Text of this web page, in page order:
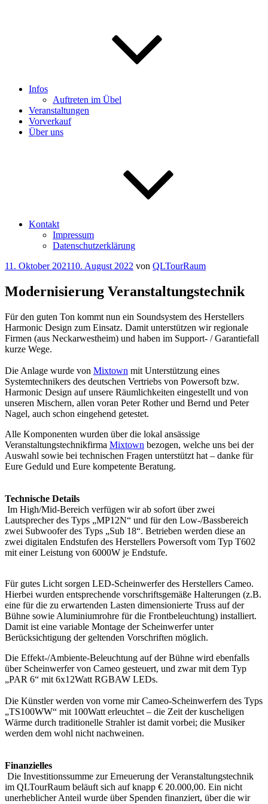
Infos
Auftreten im Übel
Veranstaltungen
Vorverkauf
Über uns
Kontakt
Impressum
Datenschutzerklärung
Veröffentlicht
11. Oktober 202110. August 2022 von QLTourRaum
Modernisierung Veranstaltungstechnik
Für den guten Ton kommt nun ein Soundsystem des Herstellers
Harmonic Design zum Einsatz. Damit unterstützen wir regionale
Firmen (aus Neckarwestheim) und haben im Support- / Garantiefall
kurze Wege.
Die Anlage wurde von Mixtown mit Unterstützung eines
Systemtechnikers des deutschen Vertriebs von Powersoft bzw.
Harmonic Design auf unsere Räumlichkeiten eingestellt und von
unseren Mischern, allen voran Peter Rother und Bernd und Peter
Nagel, auch schon eingehend getestet.
Alle Komponenten wurden über die lokal ansässige
Veranstaltungstechnikfirma Mixtown bezogen, welche uns bei der
Auswahl sowie bei technischen Fragen unterstützt hat – danke für
Eure Geduld und Eure kompetente Beratung.
Technische Details
Im High/Mid-Bereich verfügen wir ab sofort über zwei
Lautsprecher des Typs „MP12N“ und für den Low-/Bassbereich
zwei Subwoofer des Typs „Sub 18“. Betrieben werden diese an
zwei digitalen Endstufen des Herstellers Powersoft vom Typ T602
mit einer Leistung von 6000W je Endstufe.
Für gutes Licht sorgen LED-Scheinwerfer des Herstellers Cameo.
Hierbei wurden entsprechende vorschriftsgemäße Halterungen (z.B.
eine für die zu erwartenden Lasten dimensionierte Truss auf der
Bühne sowie Aluminiumrohre für die Frontbeleuchtung) installiert.
Damit ist eine variable Montage der Scheinwerfer unter
Berücksichtigung der geltenden Vorschriften möglich.
Die Effekt-/Ambiente-Beleuchtung auf der Bühne wird ebenfalls
über Scheinwerfer von Cameo gesteuert, und zwar mit dem Typ
„PAR 6“ mit 6x12Watt RGBAW LEDs.
Die Künstler werden von vorne mir Cameo-Scheinwerfern des Typs
„TS100WW“ mit 100Watt erleuchtet – die Zeit der kuscheligen
Wärme durch traditionelle Strahler ist damit vorbei; die Musiker
werden dem wohl nicht nachweinen.
Finanzielles
Die Investitionssumme zur Erneuerung der Veranstaltungstechnik
im QLTourRaum beläuft sich auf knapp € 20.000,00. Ein nicht
unerheblicher Anteil wurde über Spenden finanziert, über die wir